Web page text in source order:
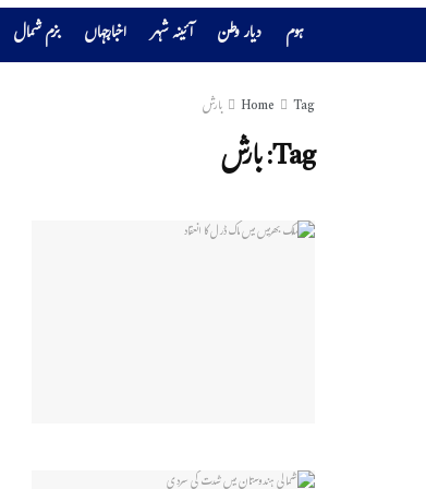
ہوم دیار وطن آئینہ شہر اخبارجہاں بزم شمال
Home Tag بارش
Tag:بارش